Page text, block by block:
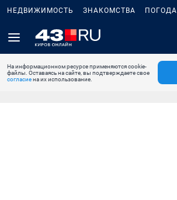
НЕДВИЖИМОСТЬ ЗНАКОМСТВА ПОГОДА
На информационном ресурсе применяются cookie-
файлы. Оставаясь на сайте, вы подтверждаете свое
согласиена их использование.